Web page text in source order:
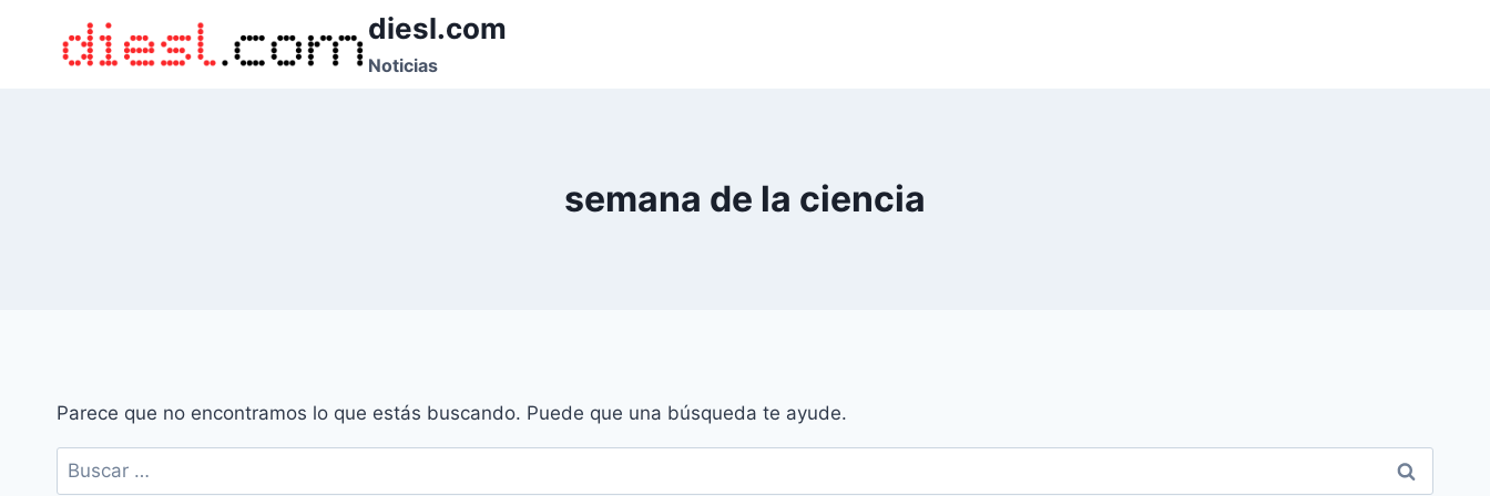
contenido
diesl.com
Noticias
semana de la ciencia
Parece que no encontramos lo que estás buscando. Puede que una búsqueda te ayude.
Buscar: